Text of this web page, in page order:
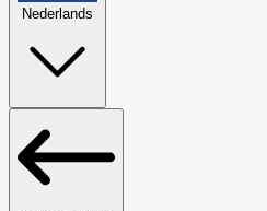
Nederlands